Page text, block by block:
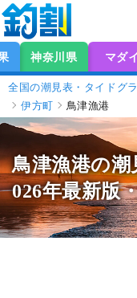
神奈川県 マダイ
全国の潮見表・タイドグ
伊方町
鳥津漁港
鳥津漁港の潮
026年最新版